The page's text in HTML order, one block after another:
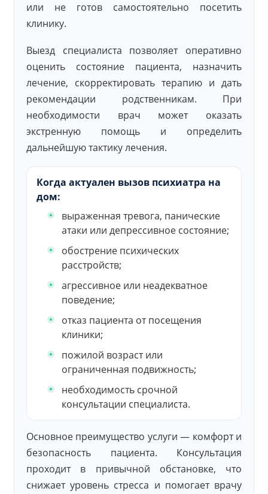
или не готов самостоятельно посетить
клинику.
Выезд специалиста позволяет оперативно
оценить состояние пациента, назначить
лечение, скорректировать терапию и дать
рекомендации родственникам. При
необходимости врач может оказать
экстренную помощь и определить
дальнейшую тактику лечения.
Когда актуален вызов психиатра на
дом:
выраженная тревога, панические
атаки или депрессивное состояние;
обострение психических
расстройств;
агрессивное или неадекватное
поведение;
отказ пациента от посещения
клиники;
пожилой возраст или
ограниченная подвижность;
необходимость срочной
консультации специалиста.
Основное преимущество услуги — комфорт и
безопасность пациента. Консультация
проходит в привычной обстановке, что
снижает уровень стресса и помогает врачу